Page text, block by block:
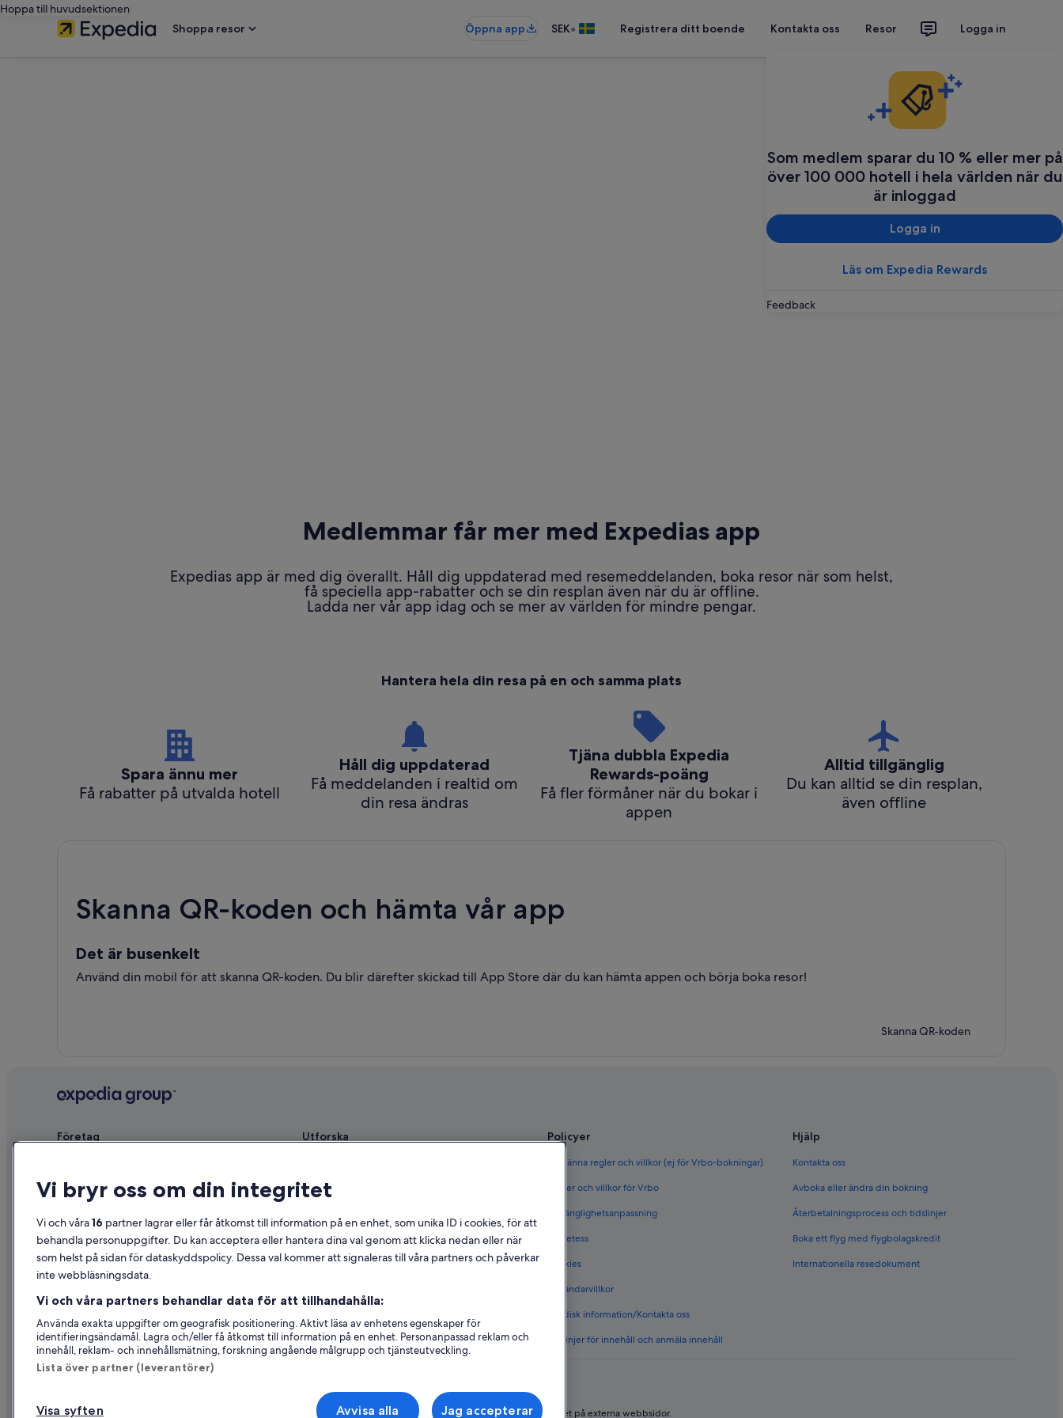
Hoppa till huvudsektionen
Shoppa resor
Öppna app SEK• Registrera ditt boende Kontakta oss Resor Logga in
Som medlem sparar du 10 % eller mer på
över 100 000 hotell i hela världen när du
är inloggad
Logga in
Läs om Expedia Rewards
Feedback
Medlemmar får mer med Expedias app
Expedias app är med dig överallt. Håll dig uppdaterad med resemeddelanden, boka resor när som helst,
få speciella app-rabatter och se din resplan även när du är offline.
Ladda ner vår app idag och se mer av världen för mindre pengar.
Hantera hela din resa på en och samma plats
Spara ännu mer
Få rabatter på utvalda hotell
Håll dig uppdaterad
Få meddelanden i realtid om
din resa ändras
Tjäna dubbla Expedia
Rewards-poäng
Få fler förmåner när du bokar i
appen
Alltid tillgänglig
Du kan alltid se din resplan,
även offline
Skanna QR-koden och hämta vår app
Det är busenkelt
Använd din mobil för att skanna QR-koden. Du blir därefter skickad till App Store där du kan hämta appen och börja boka resor!
Skanna QR-koden
Företag
Jobb
Samarbete
Reklam
Utforska
Hotell i Sverige
Semesterpaket i Sverige
Inrikesflyg
Policyer
Allmänna regler och villkor (ej för Vrbo-bokningar)
Regler och villkor för Vrbo
Tillgänglighetsanpassning
Sekretess
Cookies
Användarvillkor
Juridisk information/Kontakta oss
Riktlinjer för innehåll och anmäla innehåll
Hjälp
Kontakta oss
Avboka eller ändra din bokning
Återbetalningsprocess och tidslinjer
Boka ett flyg med flygbolagskredit
Internationella resedokument
Expedia, Inc ansvarar inte för innehållet på externa webbsidor.
Vi bryr oss om din integritet
Vi och våra16 partner lagrar eller får åtkomst till information på en enhet, som unika ID i cookies, för att
behandla personuppgifter. Du kan acceptera eller hantera dina val genom att klicka nedan eller när
som helst på sidan för dataskyddspolicy. Dessa val kommer att signaleras till våra partners och påverkar
inte webbläsningsdata.
Vi och våra partners behandlar data för att tillhandahålla:
Använda exakta uppgifter om geografisk positionering. Aktivt läsa av enhetens egenskaper för
identifieringsändamål. Lagra och/eller få åtkomst till information på en enhet. Personanpassad reklam och
innehåll, reklam- och innehållsmätning, forskning angående målgrupp och tjänsteutveckling.
Lista över partner (leverantörer)
Visa syften Avvisa alla Jag accepterar